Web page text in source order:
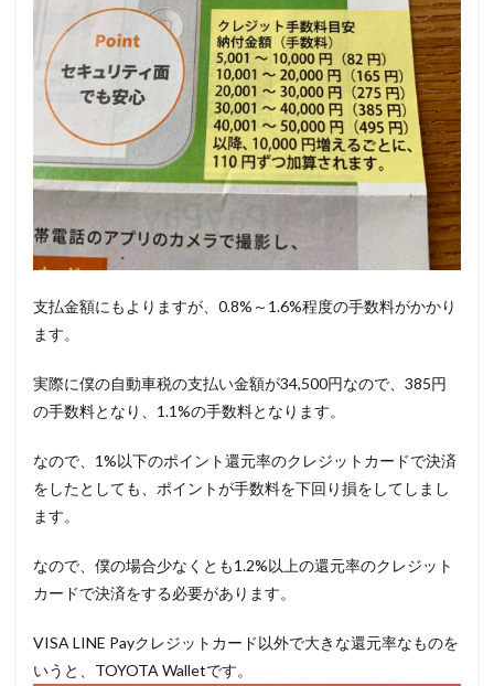
支払金額にもよりますが、0.8%～1.6%程度の手数料がかかり
ます。
実際に僕の自動車税の支払い金額が34,500円なので、385円
の手数料となり、1.1%の手数料となります。
なので、1%以下のポイント還元率のクレジットカードで決済
をしたとしても、ポイントが手数料を下回り損をしてしまし
ます。
なので、僕の場合少なくとも1.2%以上の還元率のクレジット
カードで決済をする必要があります。
VISA LINE Payクレジットカード以外で大きな還元率なものを
いうと、TOYOTA Walletです。